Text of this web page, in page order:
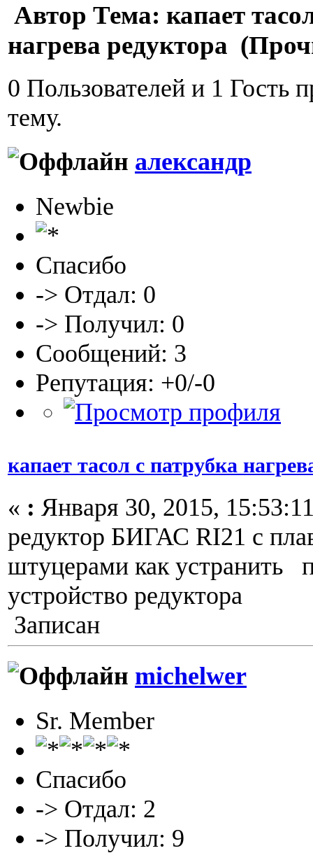
Автор Тема: капает
нагрева редуктора
0 Пользователей и 1 Гость
тему.
александр
Newbie
Спасибо
-> Отдал: 0
-> Получил: 0
Сообщений: 3
Репутация: +0/-0
капает тасол с патрубка
« : Января 30, 2015,
редуктор БИГАС RI21 c
штуцерами как устранить
устройство редуктора
Записан
michelwer
Sr. Member
Спасибо
-> Отдал: 2
-> Получил: 9